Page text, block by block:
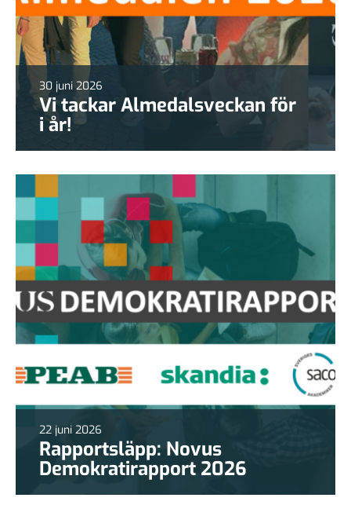
30 juni 2026
Vi tackar Almedalsveckan för
i år!
22 juni 2026
Rapportsläpp: Novus
Demokratirapport 2026